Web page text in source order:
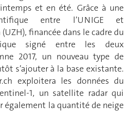
et en été. Grâce à une
entre l’UNIGE et
financée dans le cadre du
signé entre les deux
2017, un nouveau type de
s’ajouter à la base existante.
exploitera les données du
1, un satellite radar qui
également la quantité de neige